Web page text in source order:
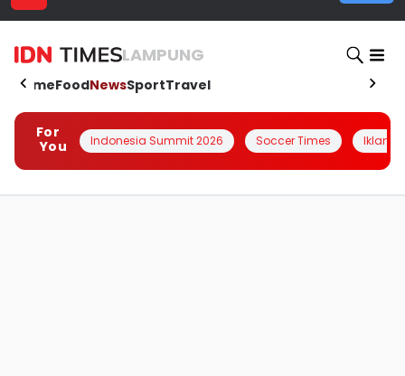
LAMPUNG
HomeFoodNewsSportTravel
For
You
Indonesia Summit 2026 Soccer Times Iklanin